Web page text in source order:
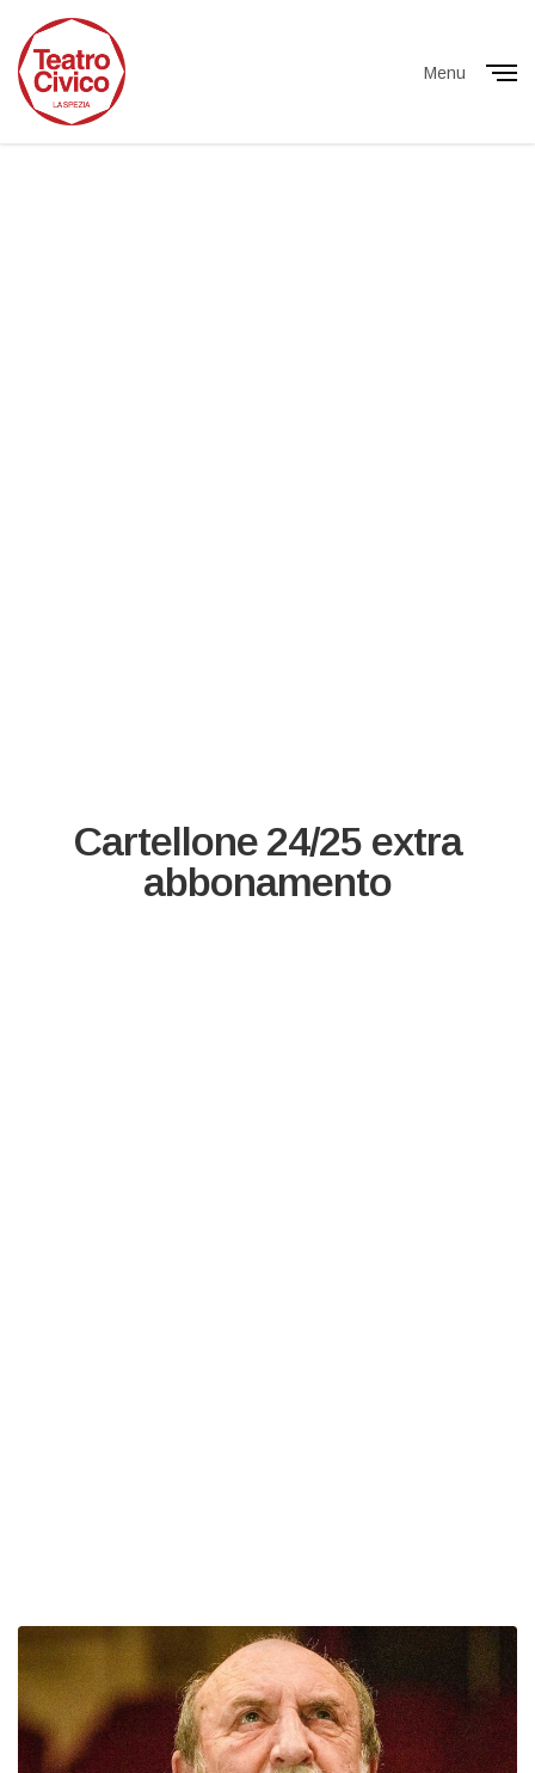
Menu
Cartellone 24/25 extra
abbonamento